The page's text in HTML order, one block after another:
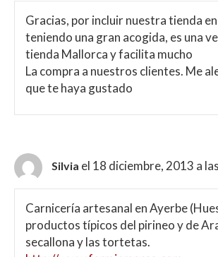
Gracias, por incluir nuestra tienda
teniendo una gran acogida, es una
tienda Mallorca y facilita mucho
La compra a nuestros clientes. Me
que te haya gustado
Silvia el 18 diciembre, 2013 a
Carnicería artesanal en Ayerbe
productos típicos del pirineo y de
secallona y las tortetas.